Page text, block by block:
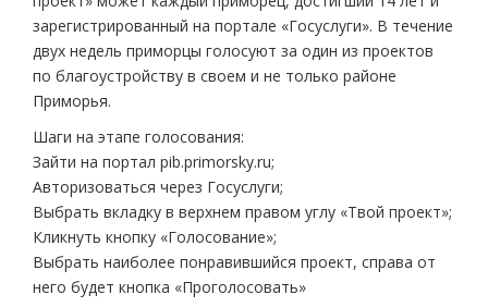
зарегистрированный на портале «Госуслуги». В течение
двух недель приморцы голосуют за один из проектов
по благоустройству в своем и не только районе
Приморья.
Шаги на этапе голосования:
Зайти на портал pib.primorsky.ru;
Авторизоваться через Госуслуги;
Выбрать вкладку в верхнем правом углу «Твой проект»;
Кликнуть кнопку «Голосование»;
Выбрать наиболее понравившийся проект, справа от
него будет кнопка «Проголосовать»